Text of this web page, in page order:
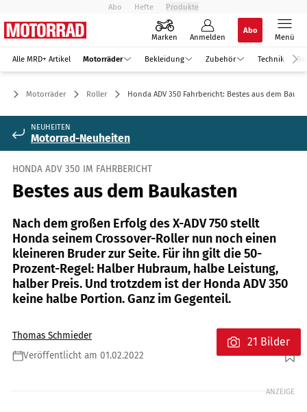
Abo Hefte Produkte
Marken Anmelden
Abo
Menü
Alle MRD+ Artikel Motorräder Bekleidung Zubehör Technik
Motorräder Roller Honda ADV 350 Fahrbericht: Bestes aus dem
NEUHEITEN
Motorrad-Neuheiten
HONDA ADV 350 IM FAHRBERICHT
Bestes aus dem Baukasten
Nach dem großen Erfolg des X-ADV 750 stellt
Honda seinem Crossover-Roller nun noch einen
kleineren Bruder zur Seite. Für ihn gilt die 50-
Prozent-Regel: Halber Hubraum, halbe Leistung,
halber Preis. Und trotzdem ist der Honda ADV 350
keine halbe Portion. Ganz im Gegenteil.
Thomas Schmieder
Veröffentlicht am 01.02.2022
Foto: Honda
21 Bilder
ANZEIGE